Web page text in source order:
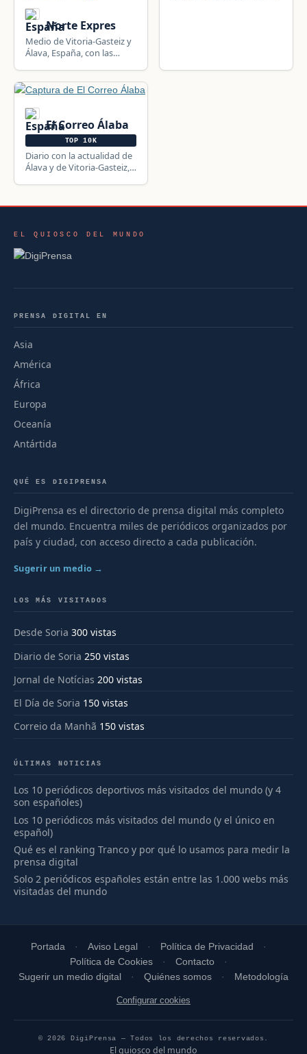
Norte Expres
Medio de Vitoria-Gasteiz y
Álava, España, con las
El Correo Álaba
TOP 10K
Diario con la actualidad de
Álava y de Vitoria-Gasteiz,
EL QUIOSCO DEL MUNDO
PRENSA DIGITAL EN
Asia
América
África
Europa
Oceanía
Antártida
QUÉ ES DIGIPRENSA
DigiPrensa es el directorio de prensa digital más completo
del mundo. Encuentra miles de periódicos organizados por
país y ciudad, con acceso directo a cada publicación.
Sugerir un medio →
LOS MÁS VISITADOS
Desde Soria 300 vistas
Diario de Soria 250 vistas
Jornal de Notícias 200 vistas
El Día de Soria 150 vistas
Correio da Manhã 150 vistas
ÚLTIMAS NOTICIAS
Los 10 periódicos deportivos más visitados del mundo (y 4
son españoles)
Los 10 periódicos más visitados del mundo (y el único en
español)
Qué es el ranking Tranco y por qué lo usamos para medir la
prensa digital
Solo 2 periódicos españoles están entre las 1.000 webs más
visitadas del mundo
Portada Aviso Legal
Política de Privacidad
Política de Cookies
Contacto
Sugerir un medio digital
Quiénes somos Metodología
Configurar cookies
© 2026 DigiPrensa — Todos los derechos reservados.
El quiosco del mundo